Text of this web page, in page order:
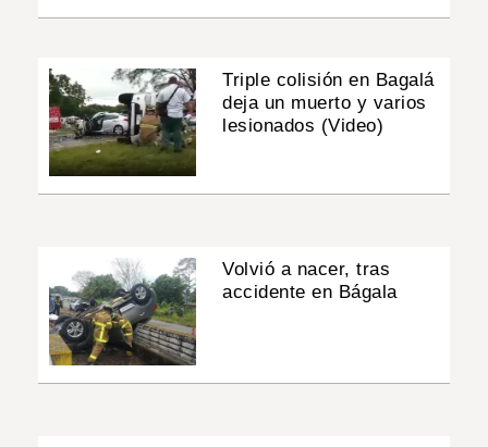
Triple colisión en Bagalá
deja un muerto y varios
lesionados (Video)
Volvió a nacer, tras
accidente en Bágala